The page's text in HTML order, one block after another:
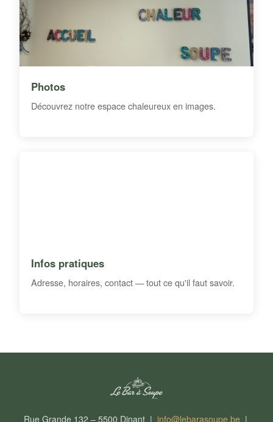
Photos
Découvrez notre espace chaleureux en images.
Infos pratiques
Adresse, horaires, contact — tout ce qu'il faut savoir.
Rue Grande 132 – 5500 Dinant | info@lebarasoupe.be|